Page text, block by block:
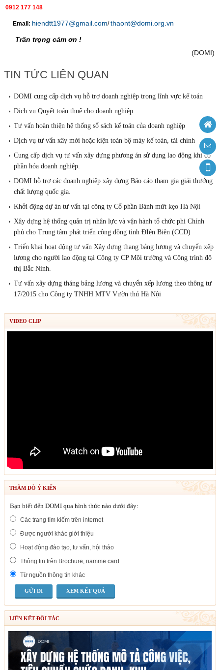
0912 177 148
Email: hiendtt1977@gmail.com/thaont@domi.org.vn
Trân trọng cảm ơn !
(DOMI)
TIN TỨC LIÊN QUAN
DOMI cung cấp dịch vụ hỗ trợ doanh nghiệp trong lĩnh vực kế toán
Dịch vụ Quyết toán thuế cho doanh nghiệp
Tư vấn hoàn thiện hệ thống sổ sách kế toán của doanh nghiệp
Dịch vụ tư vấn xây mới hoặc kiện toàn bộ máy kế toán, tài chính
Cung cấp dịch vụ tư vấn xây dựng phương án sử dụng lao động khi cổ
phần hóa doanh nghiệp.
DOMI hỗ trợ các doanh nghiệp xây dựng Báo cáo tham gia giải thưởng
chất lượng quốc gia.
Khởi động dự án tư vấn tại công ty Cổ phần Bánh mứt kẹo Hà Nội
Xây dựng hệ thống quản trị nhân lực và vận hành tổ chức phi Chính
phủ cho Trung tâm phát triển cộng đồng tỉnh ĐIện Biên (CCD)
Triển khai hoạt động tư vấn Xây dựng thang bảng lương và chuyển xếp
lương cho người lao động tại Công ty CP Môi trường và Công trình đô
thị Bắc Ninh.
Tư vấn xây dựng tháng bảng lương và chuyển xếp lương theo thông tư
17/2015 cho Công ty TNHH MTV Vườn thú Hà Nội
VIDEO CLIP
THĂM DÒ Ý KIẾN
Bạn biết đến DOMI qua hình thức nào dưới đây:
Các trang tìm kiếm trên internet
Được người khác giới thiệu
Hoạt động đào tạo, tư vấn, hội thảo
Thông tin trên Brochure, namme card
Từ nguồn thông tin khác
XEM KẾT QUẢ
LIÊN KẾT ĐỐI TÁC